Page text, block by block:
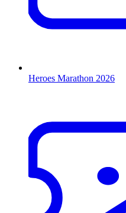
Heroes Marathon 2026